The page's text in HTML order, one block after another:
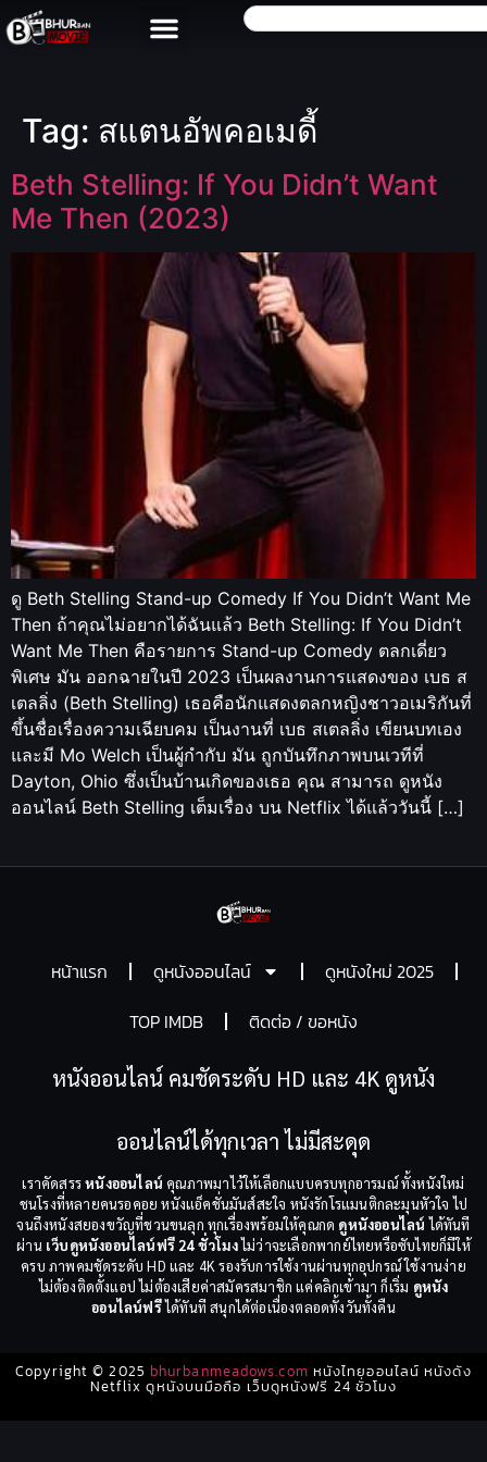
Tag: สแตนอัพคอเมดี้
Beth Stelling: If You Didn’t Want
Me Then (2023)
ดู Beth Stelling Stand-up Comedy If You Didn’t Want Me
Then ถ้าคุณไม่อยากได้ฉันแล้ว Beth Stelling: If You Didn’t
Want Me Then คือรายการ Stand-up Comedy ตลกเดี่ยว
พิเศษ มัน ออกฉายในปี 2023 เป็นผลงานการแสดงของ เบธ ส
เตลลิ่ง (Beth Stelling) เธอคือนักแสดงตลกหญิงชาวอเมริกันที่
ขึ้นชื่อเรื่องความเฉียบคม เป็นงานที่ เบธ สเตลลิ่ง เขียนบทเอง
และมี Mo Welch เป็นผู้กำกับ มัน ถูกบันทึกภาพบนเวทีที่
Dayton, Ohio ซึ่งเป็นบ้านเกิดของเธอ คุณ สามารถ ดูหนัง
ออนไลน์ Beth Stelling เต็มเรื่อง บน Netflix ได้แล้ววันนี้ […]
หน้าแรก ดูหนังออนไลน์
ดูหนังใหม่ 2025
TOP IMDB
ติดต่อ / ขอหนัง
หนังออนไลน์ คมชัดระดับ HD และ 4K ดูหนัง
ออนไลน์ได้ทุกเวลา ไม่มีสะดุด
เราคัดสรรหนังออนไลน์ คุณภาพมาไว้ให้เลือกแบบครบทุกอารมณ์ ทั้งหนังใหม่
ชนโรงที่หลายคนรอคอย หนังแอ็คชั่นมันส์สะใจ หนังรักโรแมนติกละมุนหัวใจ ไป
จนถึงหนังสยองขวัญที่ชวนขนลุก ทุกเรื่องพร้อมให้คุณกด ดูหนังออนไลน์ ได้ทันที
ผ่าน เว็บดูหนังออนไลน์ฟรี 24 ชั่วโมงไม่ว่าจะเลือกพากย์ไทยหรือซับไทยก็มีให้
ครบ ภาพคมชัดระดับ HD และ 4K รองรับการใช้งานผ่านทุกอุปกรณ์ ใช้งานง่าย
ไม่ต้องติดตั้งแอป ไม่ต้องเสียค่าสมัครสมาชิก แค่คลิกเข้ามา ก็เริ่ม ดูหนัง
ออนไลน์ฟรีได้ทันที สนุกได้ต่อเนื่องตลอดทั้งวันทั้งคืน
Copyright © 2025 bhurbanmeadows.com หนังไทยออนไลน์ หนังดัง
Netflix ดูหนังบนมือถือ เว็บดูหนังฟรี 24 ชั่วโมง